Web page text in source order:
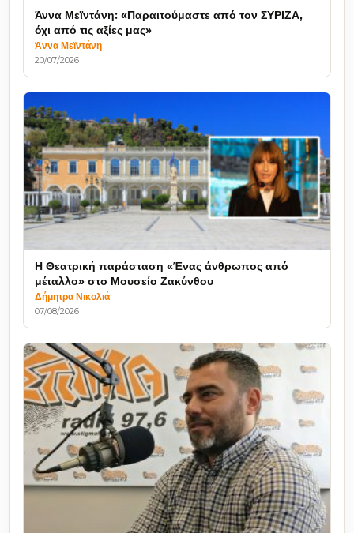
Άννα Μεϊντάνη: «Παραιτούμαστε από τον ΣΥΡΙΖΑ,
όχι από τις αξίες μας»
Άννα Μεϊντάνη
20/07/2026
Η Θεατρική παράσταση «Ένας άνθρωπος από
μέταλλο» στο Μουσείο Ζακύνθου
Δήμητρα Νικολιά
07/08/2026